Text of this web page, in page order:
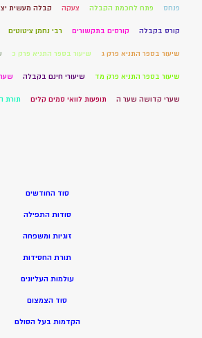
פנחס פתח לחכמת הקבלה צעקה קבלה מעשית
קורס בקבלה קורסים בתקשורים רבי נחמן ציטוטים
שיעור בספר התניא פרק ג שיעור בספר התניא פרק כ
שיעור בספר התניא פרק מד שיעורי חינם בקבלה
שערי קדושה שער ה תופעות לוואי סמים קלים תורת
סוד החודשים
סודות התפילה
זוגיות ומשפחה
תורת החסידות
עולמות העליונים
סוד הצמצום
הקדמות בעל הסולם